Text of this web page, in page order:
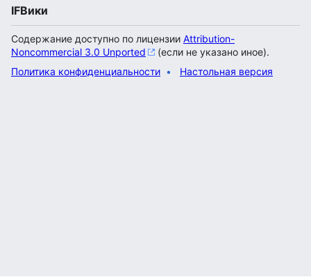
IFВики
Содержание доступно по лицензии Attribution-
Noncommercial 3.0 Unported
(если не указано иное).
Политика конфиденциальности
Настольная версия